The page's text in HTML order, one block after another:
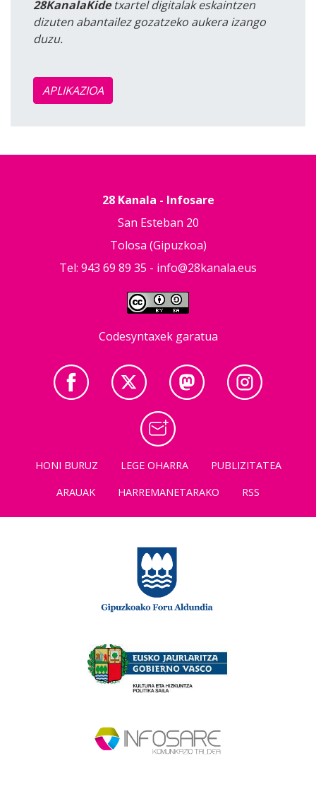
28KanalaKidetxartel digitalak eskaintzen
dizuten abantailez gozatzeko aukera izango
duzu.
APLIKAZIOA
28 Kanala - Infosare
San Esteban 20
Tolosa (Gipuzkoa)
Tel: 943 69 89 35 - info@28kanala.eus
Codesyntaxek garatua
HONI BURUZ LEGE OHARRA
PUBLIZITATEA
ARAUAK
HARREMANETARAKO RSS